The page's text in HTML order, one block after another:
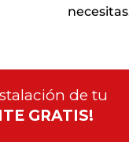
de tu
GRATIS!